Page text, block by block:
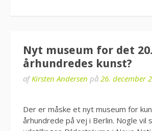
Nyt museum for det 20.
århundredes kunst?
afKirsten Andersen på 26. december
Der er måske et nyt museum for
århundrede på vej i Berlin. Nogle vil